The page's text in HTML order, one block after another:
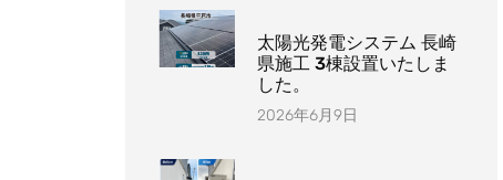
太陽光発電システム 長崎
県施工 3棟設置いたしま
した。
2026年6月9日